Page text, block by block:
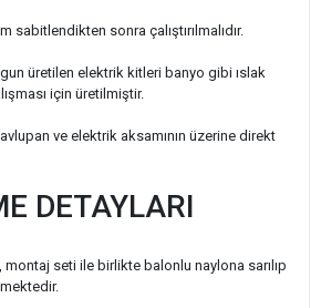
sabitlendikten sonra çalıştırılmalıdır.
üretilen elektrik kitleri banyo gibi ıslak
için üretilmiştir.
ve elektrik aksamının üzerine direkt
DETAYLARI
montaj seti ile birlikte balonlu naylona sarılıp